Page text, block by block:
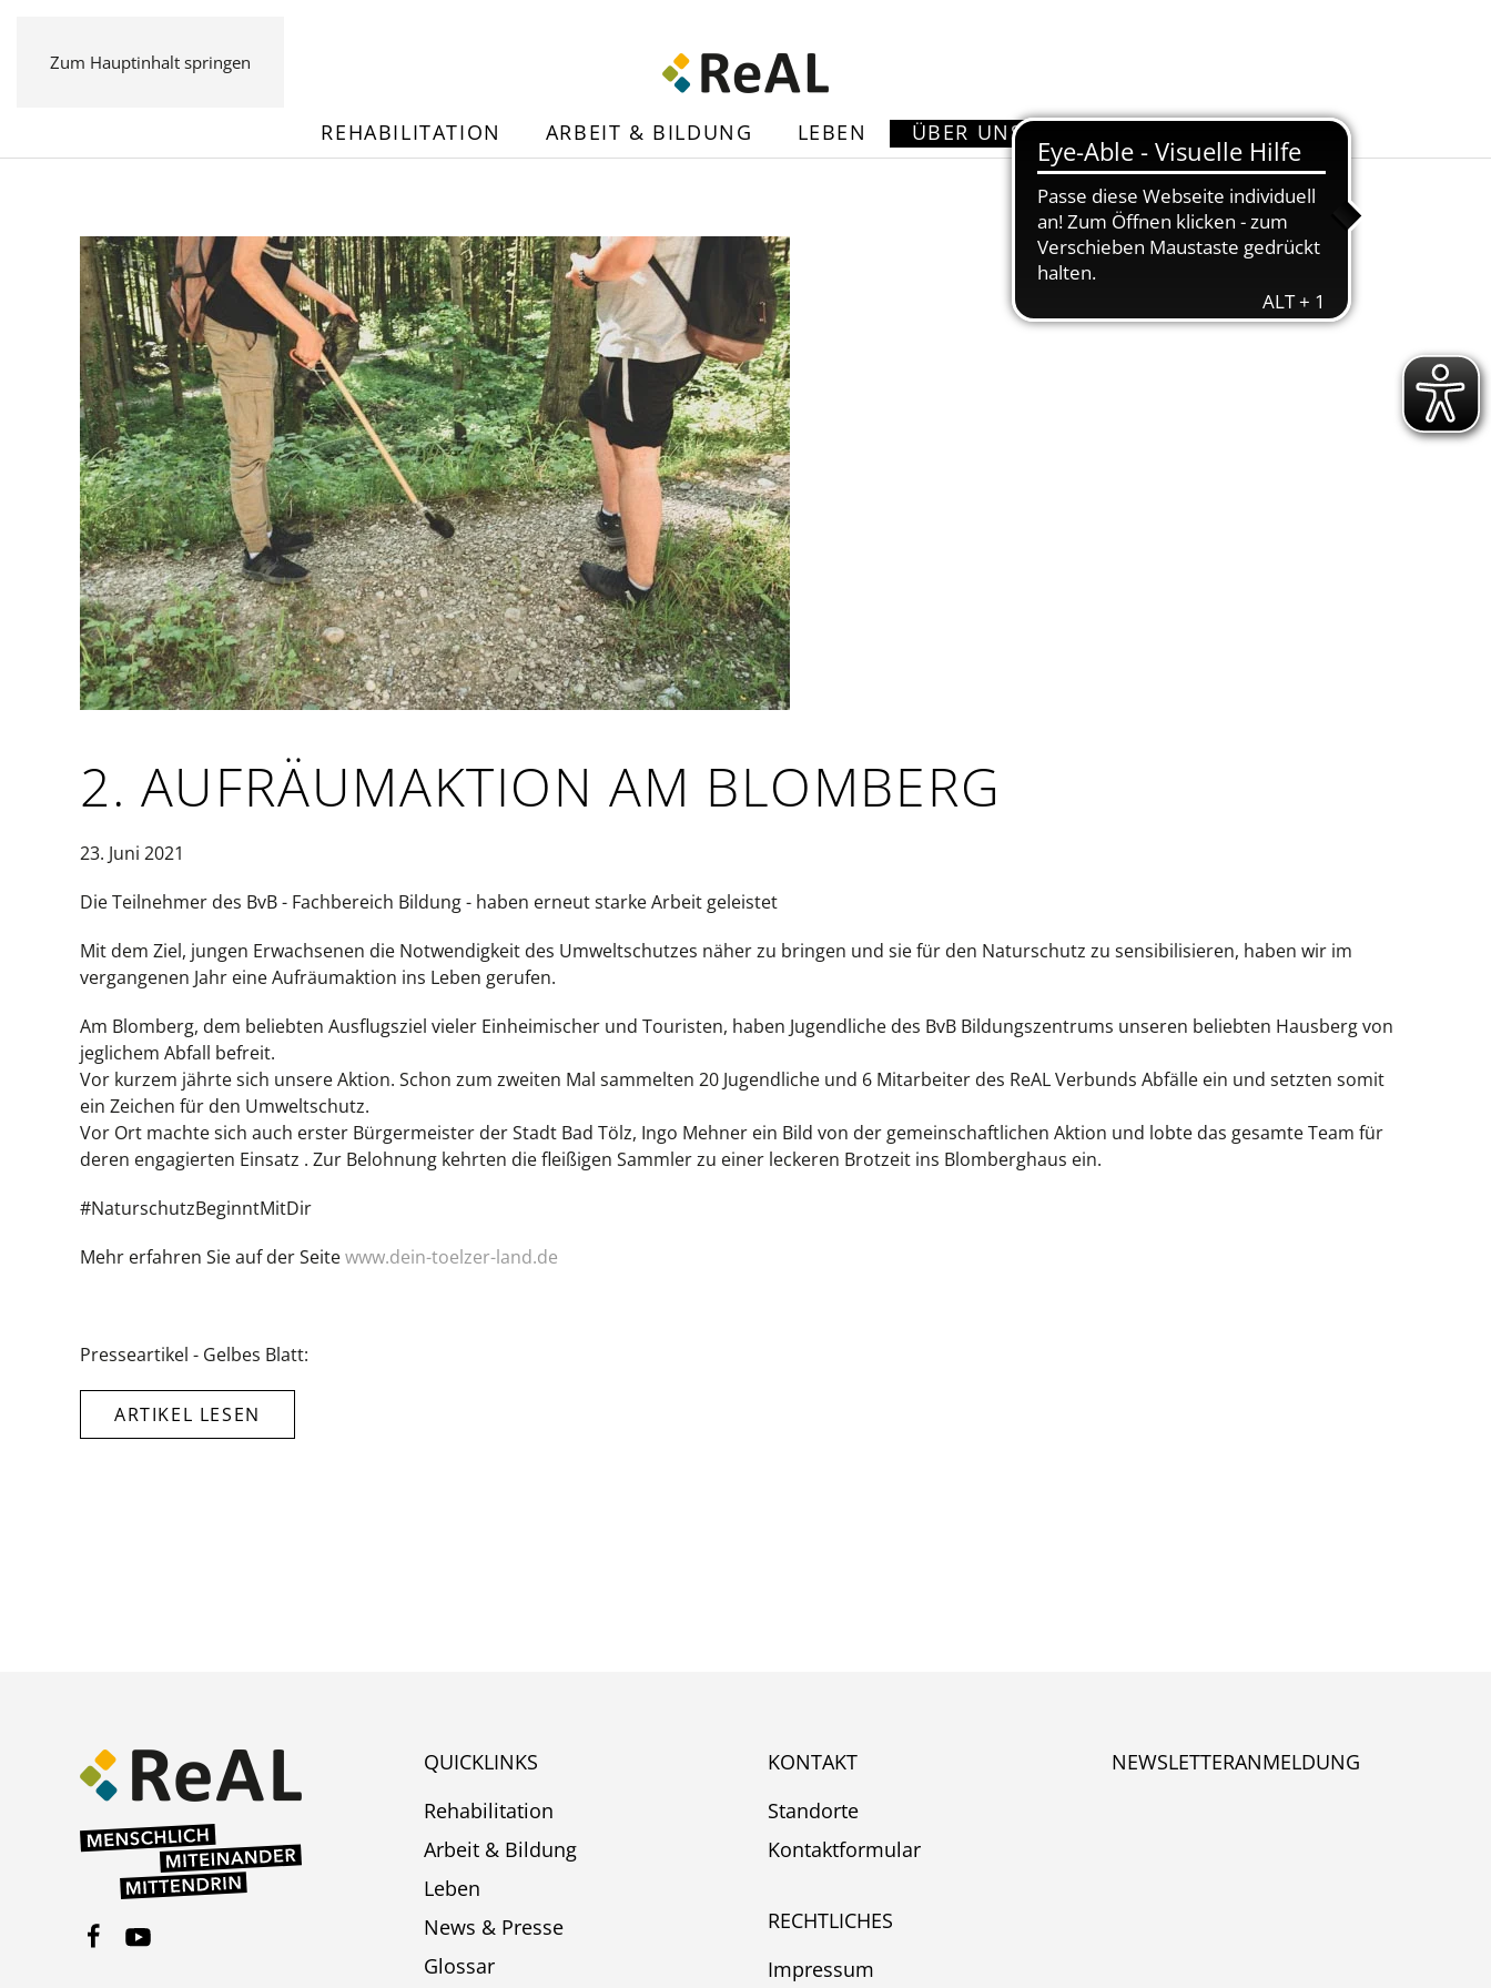
Zum Hauptinhalt springen
REHABILITATION ARBEIT & BILDUNG LEBEN ÜBER UNS
2. AUFRÄUMAKTION AM BLOMBERG
23. Juni 2021
Die Teilnehmer des BvB - Fachbereich Bildung - haben erneut starke Arbeit geleistet
Mit dem Ziel, jungen Erwachsenen die Notwendigkeit des Umweltschutzes näher zu bringen und sie für den Naturschutz zu sensibilisieren, haben wir im
vergangenen Jahr eine Aufräumaktion ins Leben gerufen.
Am Blomberg, dem beliebten Ausflugsziel vieler Einheimischer und Touristen, haben Jugendliche des BvB Bildungszentrums unseren beliebten Hausberg von
jeglichem Abfall befreit.
Vor kurzem jährte sich unsere Aktion. Schon zum zweiten Mal sammelten 20 Jugendliche und 6 Mitarbeiter des ReAL Verbunds Abfälle ein und setzten somit
ein Zeichen für den Umweltschutz.
Vor Ort machte sich auch erster Bürgermeister der Stadt Bad Tölz, Ingo Mehner ein Bild von der gemeinschaftlichen Aktion und lobte das gesamte Team für
deren engagierten Einsatz . Zur Belohnung kehrten die fleißigen Sammler zu einer leckeren Brotzeit ins Blomberghaus ein.
#NaturschutzBeginntMitDir
Mehr erfahren Sie auf der Seitewww.dein-toelzer-land.de
Presseartikel - Gelbes Blatt:
ARTIKEL LESEN
QUICKLINKS
Rehabilitation
Arbeit & Bildung
Leben
News & Presse
Glossar
KONTAKT
Standorte
Kontaktformular
RECHTLICHES
Impressum
NEWSLETTERANMELDUNG